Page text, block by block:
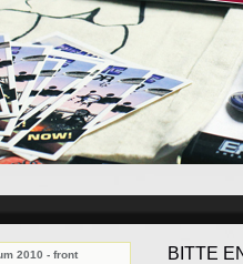
2010 - front
BITTE